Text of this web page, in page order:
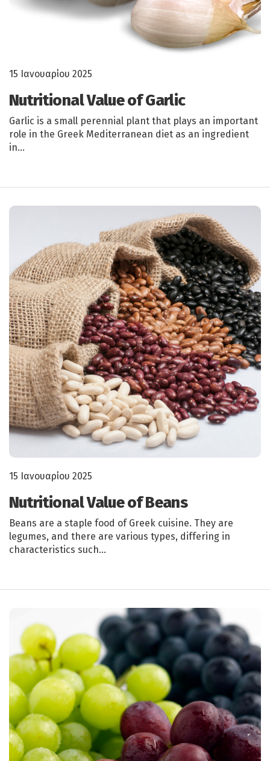
15 Ιανουαρίου 2025
Nutritional Value of Garlic
Garlic is a small perennial plant that plays an important
role in the Greek Mediterranean diet as an ingredient
in…
15 Ιανουαρίου 2025
Nutritional Value of Beans
Beans are a staple food of Greek cuisine. They are
legumes, and there are various types, differing in
characteristics such…